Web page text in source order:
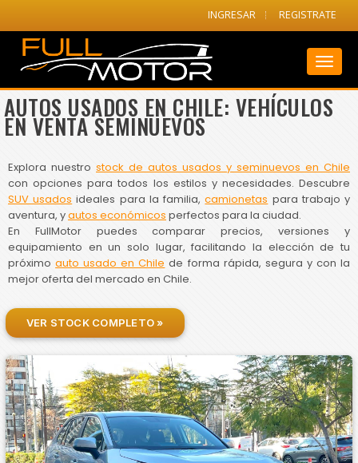
INGRESAR REGISTRATE
AUTOS USADOS EN CHILE: VEHÍCULOS
EN VENTA SEMINUEVOS
Explora nuestro stock de autos usados y seminuevos en Chile
con opciones para todos los estilos y necesidades. Descubre
SUV usados ideales para la familia,camionetas para trabajo y
aventura, yautos económicos perfectos para la ciudad.
En FullMotor puedes comparar precios, versiones y
equipamiento en un solo lugar, facilitando la elección de tu
próximoauto usado en Chile de forma rápida, segura y con la
mejor oferta del mercado en Chile.
VER STOCK COMPLETO »